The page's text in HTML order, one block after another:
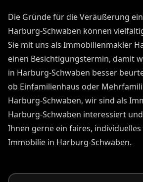
Die Gründe für die Veräußerung
Harburg-Schwaben können
Sie mit uns als Immobilienmakler
einen Besichtigungstermin, damit
in Harburg-Schwaben besser
ob Einfamilienhaus oder
Harburg-Schwaben, wir sind als
Harburg-Schwaben interessiert
Ihnen gerne ein faires,
Immobilie in Harburg-Schwaben.